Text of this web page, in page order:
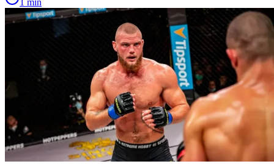
1 min